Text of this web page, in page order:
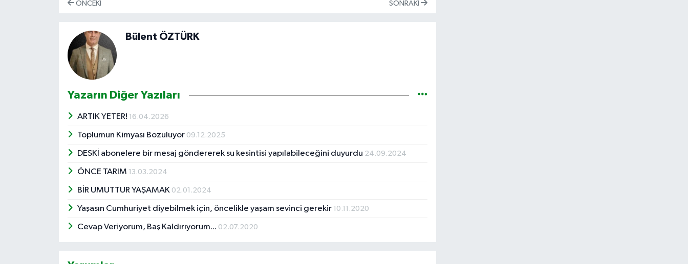
ÖNCEKI SONRAKI
Bülent ÖZTÜRK
Yazarın Diğer Yazıları
ARTIK YETER! 16.04.2026
Toplumun Kimyası Bozuluyor 09.12.2025
DESKİ abonelere bir mesaj göndererek su kesintisi yapılabileceğini duyurdu 24.09.2024
ÖNCE TARIM 13.03.2024
BİR UMUTTUR YAŞAMAK 02.01.2024
Yaşasın Cumhuriyet diyebilmek için, öncelikle yaşam sevinci gerekir 10.11.2020
Cevap Veriyorum, Baş Kaldırıyorum... 02.07.2020